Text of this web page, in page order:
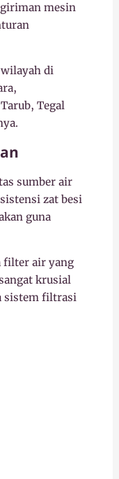
mesin
di
Tegal
sumber air
zat besi
guna
filter air yang
krusial
sistem filtrasi